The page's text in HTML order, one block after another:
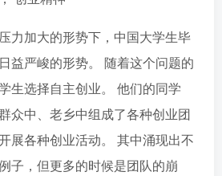
力加大的形势下，中国大学生毕
益严峻的形势。 随着这个问题的
生选择自主创业。 他们的同学
众中、老乡中组成了各种创业团
展各种创业活动。 其中涌现出不
子，但更多的时候是团队的崩